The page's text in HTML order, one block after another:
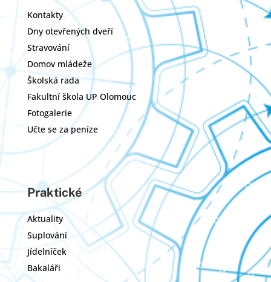
Kontakty
Dny otevřených dveří
Stravování
Domov mládeže
Školská rada
Fakultní škola UP Olomouc
Fotogalerie
Učte se za peníze
Praktické
Aktuality
Suplování
Jídelníček
Bakaláři